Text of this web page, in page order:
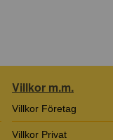
Villkor m.m.
Villkor Företag
Villkor Privat